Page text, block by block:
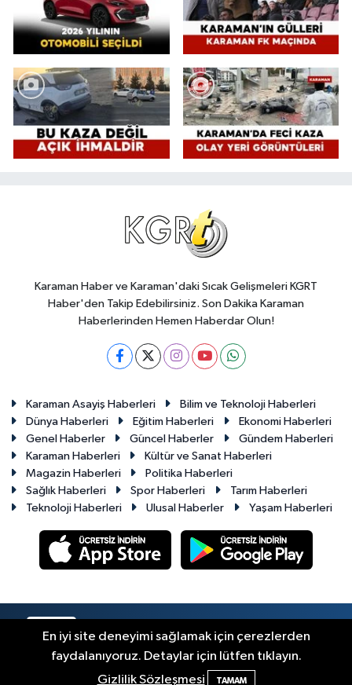
Karaman Haber ve Karaman'daki Sıcak Gelişmeleri KGRT
Haber'den Takip Edebilirsiniz. Son Dakika Karaman
Haberlerinden Hemen Haberdar Olun!
Karaman Asayiş Haberleri
Bilim ve Teknoloji Haberleri
Dünya Haberleri
Eğitim Haberleri
Ekonomi Haberleri
Genel Haberler
Güncel Haberler
Gündem Haberleri
Karaman Haberleri
Kültür ve Sanat Haberleri
Magazin Haberleri
Politika Haberleri
Sağlık Haberleri
Spor Haberleri
Tarım Haberleri
Teknoloji Haberleri
Ulusal Haberler Yaşam Haberleri
Haber Yazılımı:TE Bilişim
En iyi site deneyimi sağlamak için çerezlerden
faydalanıyoruz. Detaylar için lütfen tıklayın.
Gizlilik Sözleşmesi
TAMAM